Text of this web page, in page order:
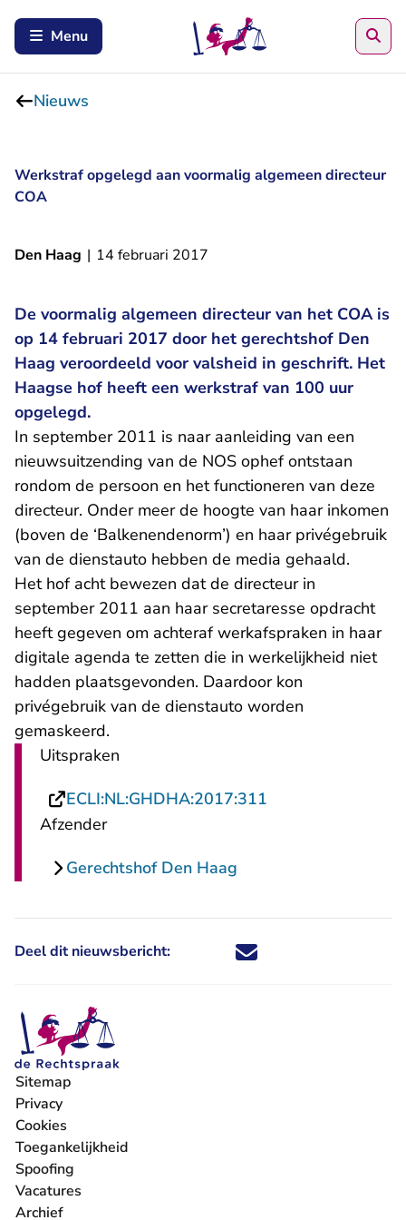
Menu
Nieuws
Werkstraf opgelegd aan voormalig algemeen directeur
COA
Den Haag | 14 februari 2017
De voormalig algemeen directeur van het COA is
op 14 februari 2017 door het gerechtshof Den
Haag veroordeeld voor valsheid in geschrift. Het
Haagse hof heeft een werkstraf van 100 uur
opgelegd.
In september 2011 is naar aanleiding van een
nieuwsuitzending van de NOS ophef ontstaan
rondom de persoon en het functioneren van deze
directeur. Onder meer de hoogte van haar inkomen
(boven de ‘Balkenendenorm’) en haar privégebruik
van de dienstauto hebben de media gehaald.
Het hof acht bewezen dat de directeur in
september 2011 aan haar secretaresse opdracht
heeft gegeven om achteraf werkafspraken in haar
digitale agenda te zetten die in werkelijkheid niet
hadden plaatsgevonden. Daardoor kon
privégebruik van de dienstauto worden
gemaskeerd.
Uitspraken
ECLI:NL:GHDHA:2017:311
Afzender
Gerechtshof Den Haag
Deel dit nieuwsbericht: Deel dit nieuwsbericht via X -
Deel dit nieuwsbericht via
Deel dit nieuwsbericht
Deel dit
Sitemap
Privacy
Cookies
Toegankelijkheid
Spoofing
Vacatures
- U verlaat Rechtspraak.nl
Archief